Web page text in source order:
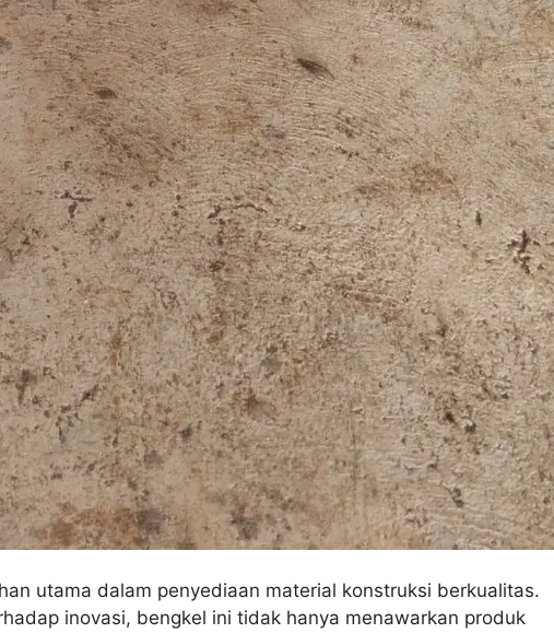
utama dalam penyediaan material konstruksi berkualitas.
inovasi, bengkel ini tidak hanya menawarkan produk